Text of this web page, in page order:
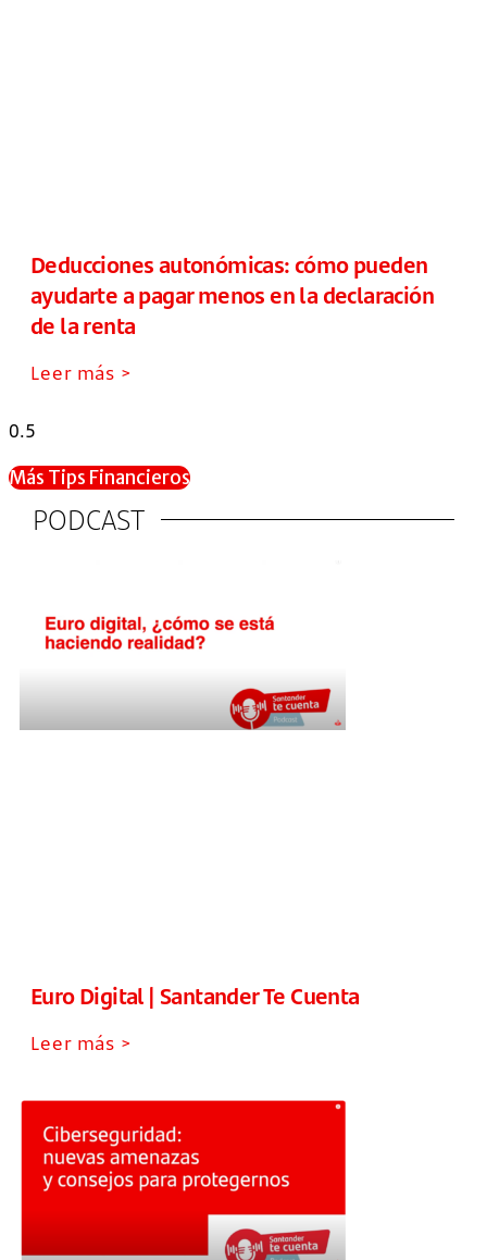
Deducciones autonómicas: cómo pueden
ayudarte a pagar menos en la declaración
de la renta
Leer más >
Más Tips Financieros
PODCAST
Euro Digital | Santander Te Cuenta
Leer más >